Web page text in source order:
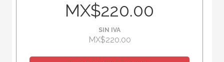
MX$220.00
SIN IVA
MX$220.00